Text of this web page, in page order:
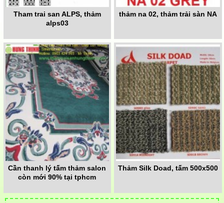
Tham trai san ALPS, thảm
alps03
thảm na 02, thảm trải sàn NA
Cần thanh lý tấm thảm salon
còn mới 90% tại tphcm
Thảm Silk Doad, tấm 500x500